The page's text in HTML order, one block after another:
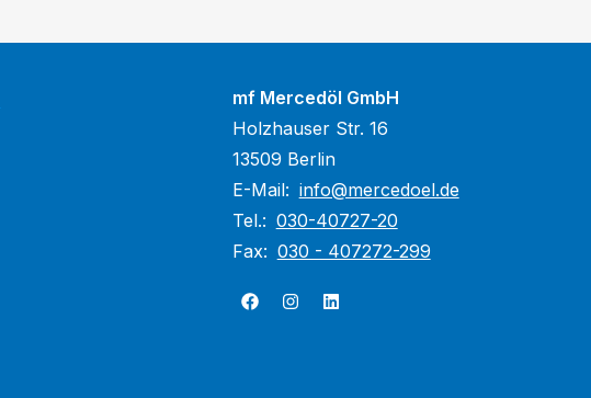
mf Mercedöl GmbH
Holzhauser Str. 16
13509 Berlin
E-Mail: info@mercedoel.de
Tel.: 030-40727-20
Fax: 030 - 407272-299